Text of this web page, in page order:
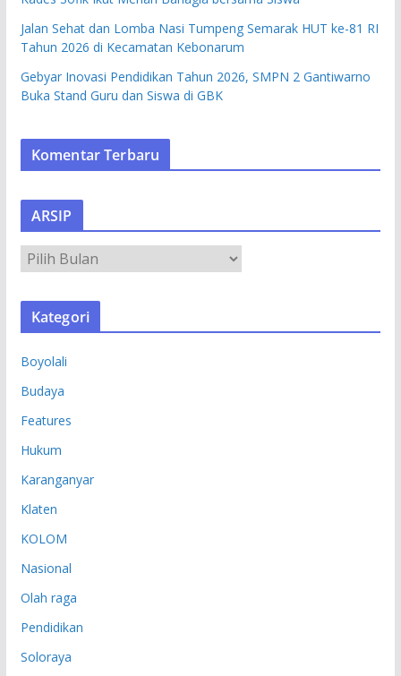
Jalan Sehat dan Lomba Nasi Tumpeng Semarak HUT ke-81 RI
Tahun 2026 di Kecamatan Kebonarum
Gebyar Inovasi Pendidikan Tahun 2026, SMPN 2 Gantiwarno
Buka Stand Guru dan Siswa di GBK
Komentar Terbaru
ARSIP
R
S
Kategori
Boyolali
Budaya
Features
Hukum
Karanganyar
Klaten
KOLOM
Nasional
Olah raga
Pendidikan
Soloraya